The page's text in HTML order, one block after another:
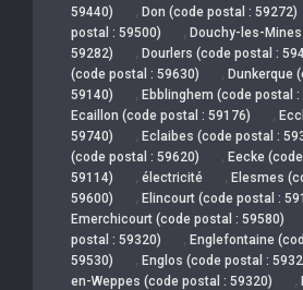
59440)
, Don (code postal : 59272)
postal : 59500)
, Douchy-les-
59282)
, Dourlers (code postal :
(code postal : 59630)
, Dunkerque
59140)
, Ebblinghem (code postal :
Ecaillon (code postal : 59176) ,
59740)
, Eclaibes (code postal :
(code postal : 59620)
, Eecke
59114)
, électricité , Elesmes
59600)
, Elincourt (code postal :
Emerchicourt (code postal : 59580)
postal : 59320)
, Englefontaine
59530)
, Englos (code postal :
en-Weppes (code postal : 59320)
,